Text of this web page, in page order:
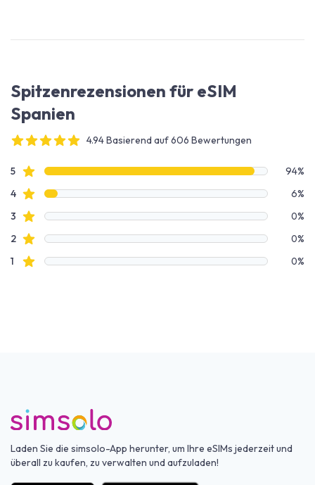
Spitzenrezensionen für eSIM
Spanien
4.94 Basierend auf 606 Bewertungen
Bewertungsdaten
5Sterne Bewertungen
94%
4Sterne Bewertungen
6%
3 Sterne Bewertungen
0%
2Sterne Bewertungen
0%
1 Sterne Bewertungen 0%
Laden Sie die simsolo-App herunter, um Ihre eSIMs jederzeit und
überall zu kaufen, zu verwalten und aufzuladen!